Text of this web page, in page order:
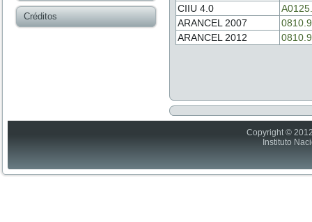
Créditos
CIIU 4.0
ARANCEL 2007
ARANCEL 2012
Copyright ©
Instituto